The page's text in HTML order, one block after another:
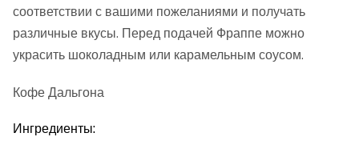
соответствии с вашими пожеланиями и получать
различные вкусы. Перед подачей Фраппе можно
украсить шоколадным или карамельным соусом.
Кофе Дальгона
Ингредиенты: